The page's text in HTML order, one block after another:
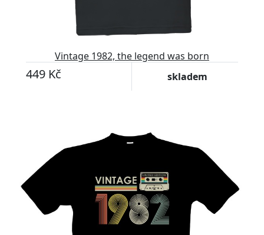
Vintage 1982, the legend was born
449 Kč skladem